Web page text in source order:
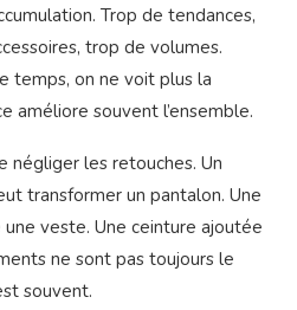
Trop de tendances,
trop de volumes.
temps, on ne voit plus la
améliore souvent l’ensemble.
négliger les retouches. Un
transformer un pantalon. Une
une veste. Une ceinture ajoutée
ne sont pas toujours le
souvent.